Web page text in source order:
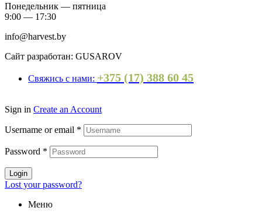
Понедельник — пятница
9:00 — 17:30
info@harvest.by
Сайт разработан: GUSAROV
Свяжись с нами: +375 (17) 388 60 45
Sign in Create an Account
Username or email *
Password *
Login
Lost your password?
Меню